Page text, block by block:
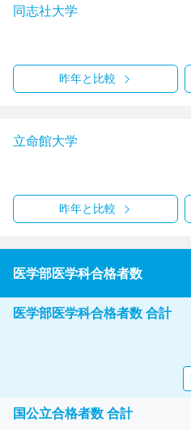
同志社大学
昨年と比較
立命館大学
昨年と比較
医学部医学科合格者数
医学部医学科合格者数 合計
国公立合格者数 合計